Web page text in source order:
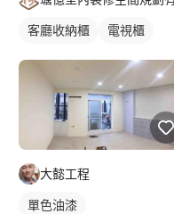
客廳收納櫃 電視櫃
大懿工程
單色油漆